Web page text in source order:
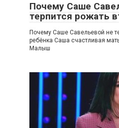
Почему Саше
терпится рожать
Почему Саше Савельевой не
ребёнка Саша счастливая
Малыш